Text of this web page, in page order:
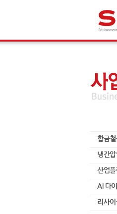
합금
냉간압
냉간
산업
산업플
AI 다
AI 다
리사
리사
연료